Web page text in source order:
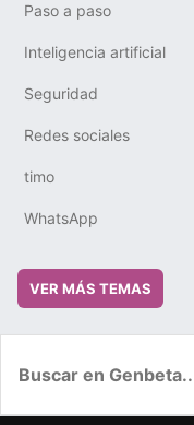
Paso a paso
Inteligencia artificial
Seguridad
Redes sociales
timo
WhatsApp
VER MÁS TEMAS